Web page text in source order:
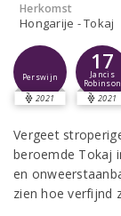
Herkomst
Hongarije - Tokaj
Perswijn
2021
17
Jancis
Robinson
2021
Vergeet
beroemde Tokaj
en
zien hoe verfijnd